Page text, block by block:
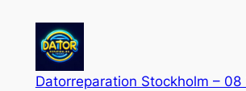
innehåll
Datorreparation Stockholm – 08